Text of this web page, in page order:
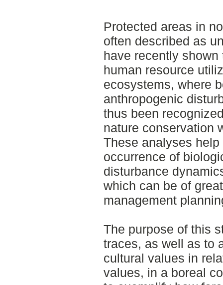
Protected areas in
often described as
have recently
human resource
ecosystems, where
anthropogenic
thus been
nature conservation
These analyses
occurrence of
disturbance
which can be of
management
The purpose of this
traces, as well as to
cultural values in
values, in a boreal